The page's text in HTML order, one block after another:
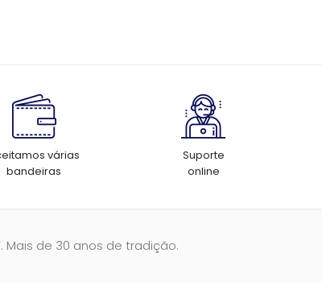
várias
bandeiras
Suporte
online
Mais de 30 anos de tradição.